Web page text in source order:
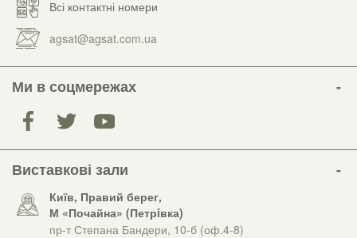
Всі контактні номери
agsat@agsat.com.ua
Ми в соцмережах
Виставкові зали
Київ, Правий берег,
М «Почайна» (Петрiвка)
пр-т Степана Бандери, 10-б (оф.4-8)